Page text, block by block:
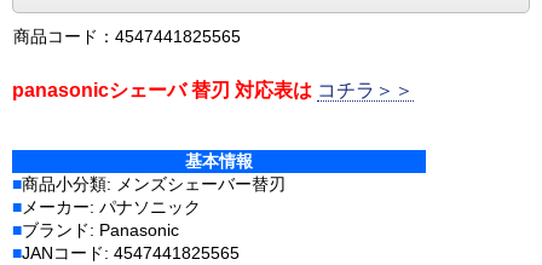
商品コード：4547441825565
panasonicシェーバ 替刃 対応表は コチラ＞＞
基本情報
■商品小分類: メンズシェーバー替刃
■ メーカー: パナソニック
■ブランド: Panasonic
■JANコード: 4547441825565